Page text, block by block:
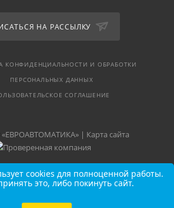
НА РАССЫЛКУ
КОНФИДЕНЦИАЛЬНОСТИ И ОБРАБОТКИ
ПЕРСОНАЛЬНЫХ ДАННЫХ
СОГЛАШЕНИЕ
| Карта сайта
cookies для полноценной работы.
это, либо покинуть сайт.